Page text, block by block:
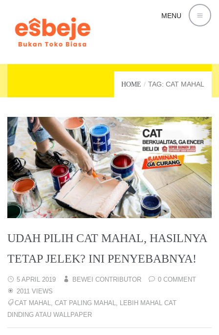
MENU
HOME TAG: CAT MAHAL
UDAH PILIH CAT MAHAL, HASILNYA
TETAP JELEK? INI PENYEBABNYA!
5 APRIL 2019 BEWEI CONTRIBUTOR
0 COMMENT
2011 VIEWS
CAT MAHAL
CAT PALING MAHAL
LEBIH MAHAL CAT
DINDING ATAU WALLPAPER